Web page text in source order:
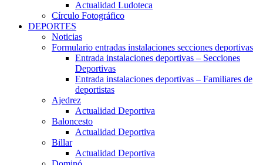
Actualidad Ludoteca
Círculo Fotográfico
DEPORTES
Noticias
Formulario entradas instalaciones secciones deportivas
Entrada instalaciones deportivas – Secciones
Deportivas
Entrada instalaciones deportivas – Familiares de
deportistas
Ajedrez
Actualidad Deportiva
Baloncesto
Actualidad Deportiva
Billar
Actualidad Deportiva